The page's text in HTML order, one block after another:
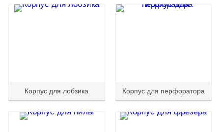
Корпус для лобзика Корпус для перфоратора